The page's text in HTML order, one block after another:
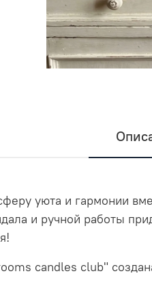
уюта и гармонии
и ручной работы
candles club"